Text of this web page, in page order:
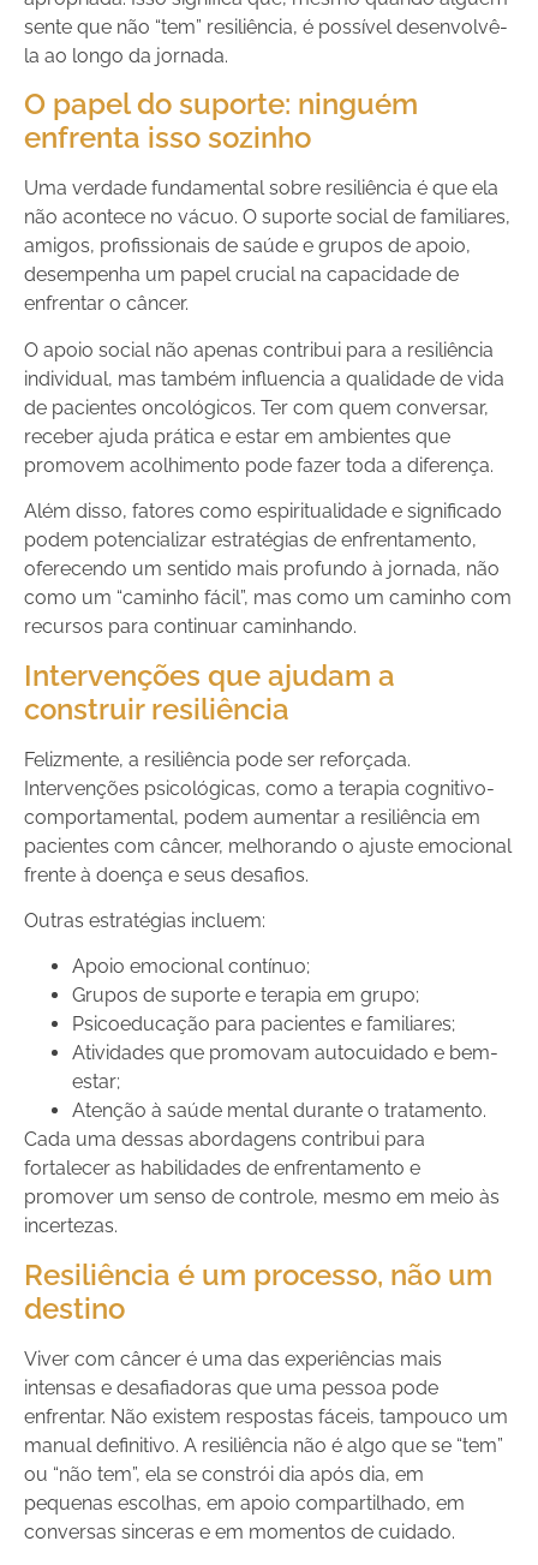
sente que não “tem” resiliência, é possível desenvolvê-
la ao longo da jornada.
O papel do suporte: ninguém
enfrenta isso sozinho
Uma verdade fundamental sobre resiliência é que ela
não acontece no vácuo. O suporte social de familiares,
amigos, profissionais de saúde e grupos de apoio,
desempenha um papel crucial na capacidade de
enfrentar o câncer.
O apoio social não apenas contribui para a resiliência
individual, mas também influencia a qualidade de vida
de pacientes oncológicos. Ter com quem conversar,
receber ajuda prática e estar em ambientes que
promovem acolhimento pode fazer toda a diferença.
Além disso, fatores como espiritualidade e significado
podem potencializar estratégias de enfrentamento,
oferecendo um sentido mais profundo à jornada, não
como um “caminho fácil”, mas como um caminho com
recursos para continuar caminhando.
Intervenções que ajudam a
construir resiliência
Felizmente, a resiliência pode ser reforçada.
Intervenções psicológicas, como a terapia cognitivo-
comportamental, podem aumentar a resiliência em
pacientes com câncer, melhorando o ajuste emocional
frente à doença e seus desafios.
Outras estratégias incluem:
Apoio emocional contínuo;
Grupos de suporte e terapia em grupo;
Psicoeducação para pacientes e familiares;
Atividades que promovam autocuidado e bem-
estar;
Atenção à saúde mental durante o tratamento.
Cada uma dessas abordagens contribui para
fortalecer as habilidades de enfrentamento e
promover um senso de controle, mesmo em meio às
incertezas.
Resiliência é um processo, não um
destino
Viver com câncer é uma das experiências mais
intensas e desafiadoras que uma pessoa pode
enfrentar. Não existem respostas fáceis, tampouco um
manual definitivo. A resiliência não é algo que se “tem”
ou “não tem”, ela se constrói dia após dia, em
pequenas escolhas, em apoio compartilhado, em
conversas sinceras e em momentos de cuidado.